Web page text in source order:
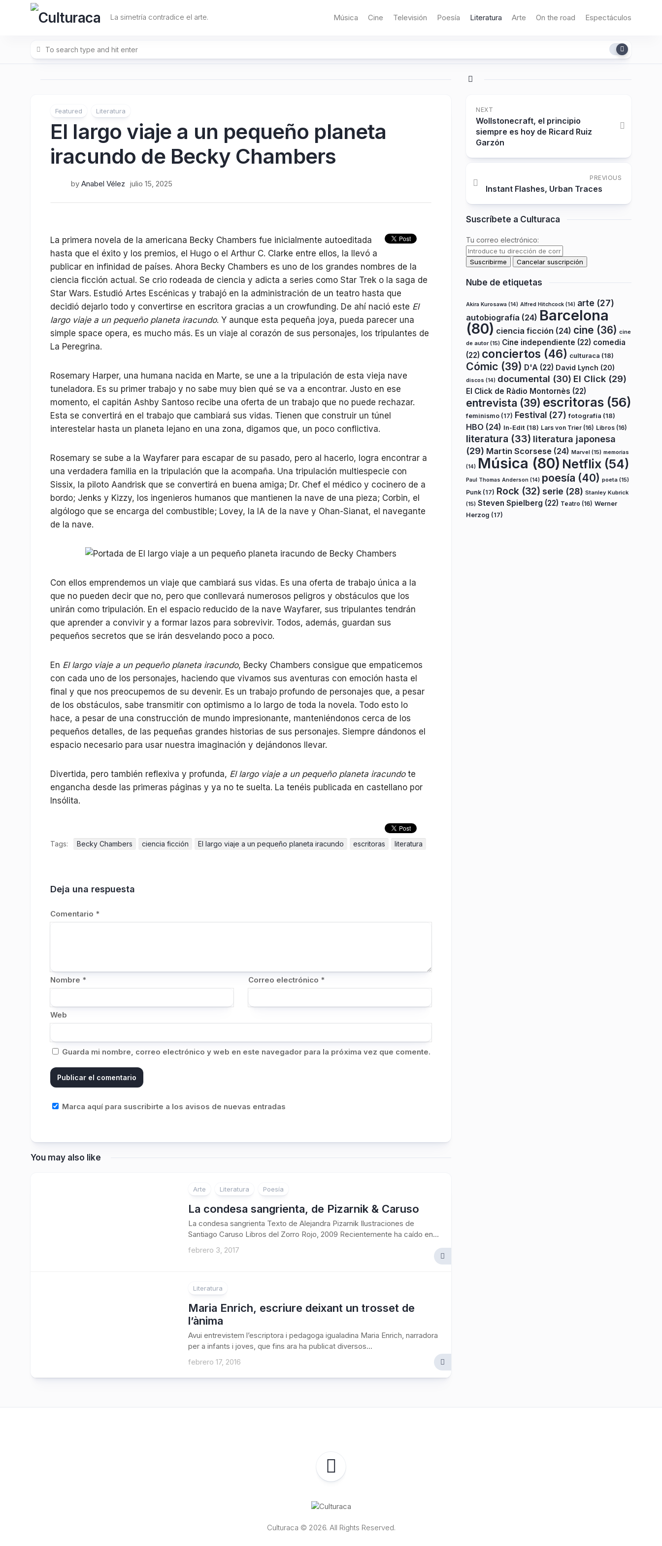
La simetría contradice el arte. Música Cine Televisión Poesía Literatura Arte On the road Espectáculos
Featured Literatura
El largo viaje a un pequeño planeta
iracundo de Becky Chambers
by Anabel Vélez julio 15, 2025
La primera novela de la americana Becky Chambers fue inicialmente autoeditada
hasta que el éxito y los premios, el Hugo o el Arthur C. Clarke entre ellos, la llevó a
publicar en infinidad de países. Ahora Becky Chambers es uno de los grandes nombres de la
ciencia ficción actual. Se crio rodeada de ciencia y adicta a series como Star Trek o la saga de
Star Wars. Estudió Artes Escénicas y trabajó en la administración de un teatro hasta que
decidió dejarlo todo y convertirse en escritora gracias a un crowfunding. De ahí nació este El
largo viaje a un pequeño planeta iracundo. Y aunque esta pequeña joya, pueda parecer una
simple space opera, es mucho más. Es un viaje al corazón de sus personajes, los tripulantes de
La Peregrina.
Rosemary Harper, una humana nacida en Marte, se une a la tripulación de esta vieja nave
tuneladora. Es su primer trabajo y no sabe muy bien qué se va a encontrar. Justo en ese
momento, el capitán Ashby Santoso recibe una oferta de un trabajo que no puede rechazar.
Esta se convertirá en el trabajo que cambiará sus vidas. Tienen que construir un túnel
interestelar hasta un planeta lejano en una zona, digamos que, un poco conflictiva.
Rosemary se sube a la Wayfarer para escapar de su pasado, pero al hacerlo, logra encontrar a
una verdadera familia en la tripulación que la acompaña. Una tripulación multiespecie con
Sissix, la piloto Aandrisk que se convertirá en buena amiga; Dr. Chef el médico y cocinero de a
bordo; Jenks y Kizzy, los ingenieros humanos que mantienen la nave de una pieza; Corbin, el
algólogo que se encarga del combustible; Lovey, la IA de la nave y Ohan-Sianat, el navegante
de la nave.
Con ellos emprendemos un viaje que cambiará sus vidas. Es una oferta de trabajo única a la
que no pueden decir que no, pero que conllevará numerosos peligros y obstáculos que los
unirán como tripulación. En el espacio reducido de la nave Wayfarer, sus tripulantes tendrán
que aprender a convivir y a formar lazos para sobrevivir. Todos, además, guardan sus
pequeños secretos que se irán desvelando poco a poco.
En El largo viaje a un pequeño planeta iracundo, Becky Chambers consigue que empaticemos
con cada uno de los personajes, haciendo que vivamos sus aventuras con emoción hasta el
final y que nos preocupemos de su devenir. Es un trabajo profundo de personajes que, a pesar
de los obstáculos, sabe transmitir con optimismo a lo largo de toda la novela. Todo esto lo
hace, a pesar de una construcción de mundo impresionante, manteniéndonos cerca de los
pequeños detalles, de las pequeñas grandes historias de sus personajes. Siempre dándonos el
espacio necesario para usar nuestra imaginación y dejándonos llevar.
Divertida, pero también reflexiva y profunda, El largo viaje a un pequeño planeta iracundote
engancha desde las primeras páginas y ya no te suelta. La tenéis publicada en castellano por
Insólita.
Tags: Becky Chambers ciencia ficción El largo viaje a un pequeño planeta iracundo escritoras literatura
Deja una respuesta
Comentario *
Nombre * Correo electrónico *
Web
Guarda mi nombre, correo electrónico y web en este navegador para la próxima vez que comente.
Marca aquí para suscribirte a los avisos de nuevas entradas
You may also like
Arte Literatura Poesía
La condesa sangrienta, de Pizarnik & Caruso
La condesa sangrienta Texto de Alejandra Pizarnik Ilustraciones de
Santiago Caruso Libros del Zorro Rojo, 2009 Recientemente ha caído en...
febrero 3, 2017
Literatura
Maria Enrich, escriure deixant un trosset de
l’ànima
Avui entrevistem l’escriptora i pedagoga igualadina Maria Enrich, narradora
per a infants i joves, que fins ara ha publicat diversos...
febrero 17, 2016
NEXT
Wollstonecraft, el principio
siempre es hoy de Ricard Ruiz
Garzón
PREVIOUS
Instant Flashes, Urban Traces
Suscríbete a Culturaca
Tu correo electrónico:
Nube de etiquetas
Akira Kurosawa (14) Alfred Hitchcock (14) arte (27)
autobiografía (24) Barcelona
(80) ciencia ficción (24) cine (36) cine
de autor(15) Cine independiente (22) comedia
(22) conciertos (46) culturaca (18)
Cómic (39) D'A (22) David Lynch (20)
discos (14) documental (30) El Click (29)
El Click de Ràdio Montornès (22)
entrevista (39) escritoras (56)
feminismo (17) Festival (27) fotografía (18)
HBO (24) In-Edit (18) Lars von Trier (16) Libros (16)
literatura (33) literatura japonesa
(29) Martin Scorsese (24) Marvel (15) memorias
(14) Música (80) Netflix (54)
Paul Thomas Anderson (14) poesía (40) poeta (15)
Punk (17) Rock (32) serie (28) Stanley Kubrick
(15) Steven Spielberg (22) Teatro (16) Werner
Herzog (17)
Culturaca © 2026. All Rights Reserved.